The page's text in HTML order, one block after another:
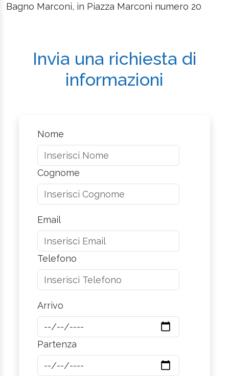
Bagno Marconi, in Piazza Marconi numero 20
Invia una richiesta di
informazioni
Nome
Cognome
Email
Telefono
Arrivo
Partenza